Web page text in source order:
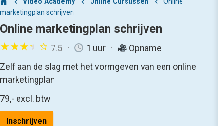
marketingplan schrijven
Online marketingplan schrijven
7.5 1 uur
Opname
Zelf aan de slag met het vormgeven van een online
marketingplan
79,- excl. btw
Inschrijven